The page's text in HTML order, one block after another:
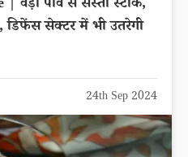
वड़ा पाव से सस्ता स्टॉक,
डिफेंस सेक्टर में भी उतरेगी
24th Sep 2024